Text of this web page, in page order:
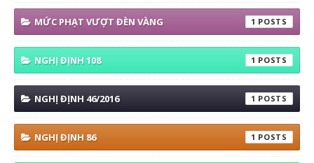
MỨC PHẠT VƯỢT ĐÈN VÀNG 1
NGHỊ ĐỊNH 108 1
NGHỊ ĐỊNH 46/2016 1
NGHỊ ĐỊNH 86 1